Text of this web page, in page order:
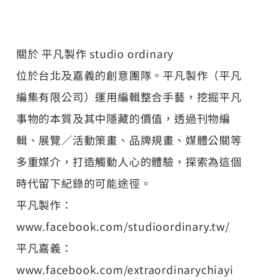
關於 平凡製作 studio ordinary
位於台北及嘉義的創意團隊。平凡製作（平凡
編集有限公司）運用編輯整合手藝，挖掘平凡
事物的本質及其中隱藏的價值，透過刊物編
輯、展覽／活動策畫、品牌規畫、媒體公關等
多重媒介，打造觸動人心的體驗，探索為這個
時代留下紀錄的可能途徑。
平凡製作：
www.facebook.com/studioordinary.tw/
平凡嘉義：
www.facebook.com/extraordinarychiayi